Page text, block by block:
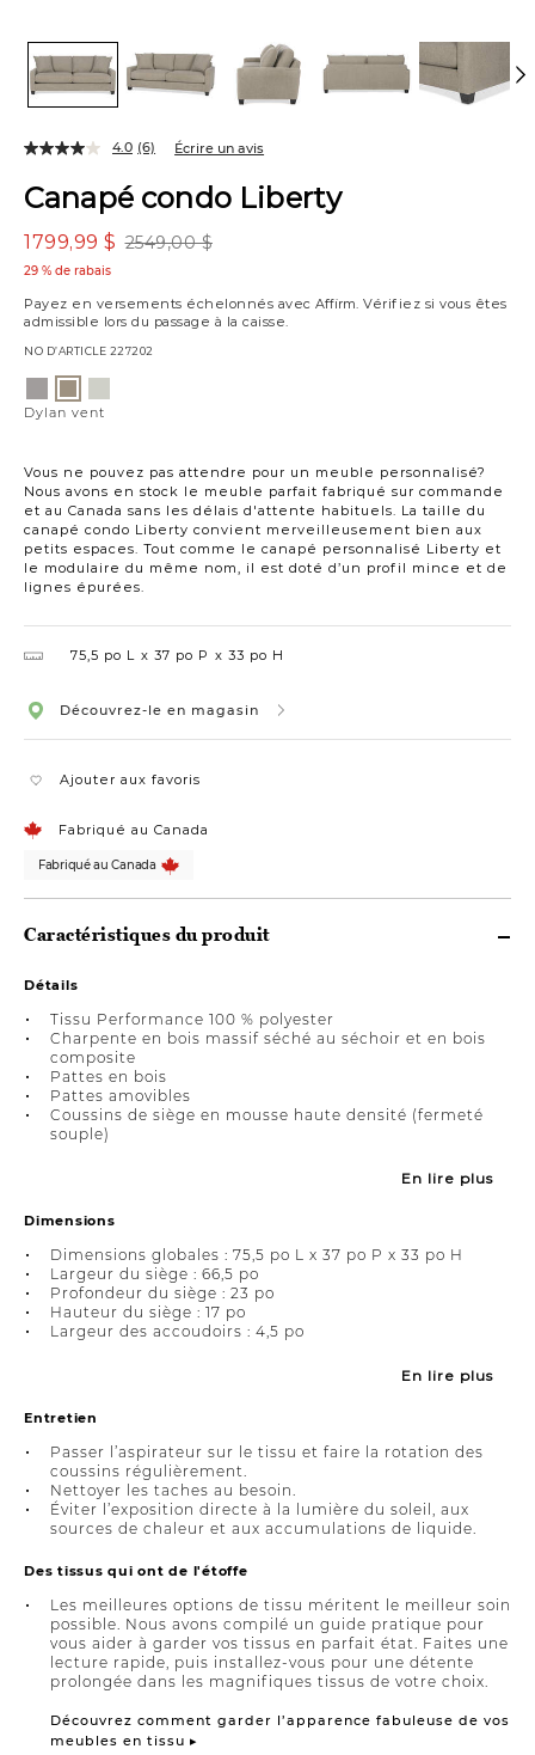
Canapé condo Liberty
2549,00 $
1799,99 $
29 % de rabais
Payez en versements échelonnés avec Affirm. Vérifiez si vous êtes
admissible lors du passage à la caisse.
NO D’ARTICLE 227202
Vous ne pouvez pas attendre pour un meuble personnalisé?
Nous avons en stock le meuble parfait fabriqué sur commande
et au Canada sans les délais d'attente habituels. La taille du
canapé condo Liberty convient merveilleusement bien aux
petits espaces. Tout comme le canapé personnalisé Liberty et
le modulaire du même nom, il est doté d’un profil mince et de
lignes épurées.
4.0 (6) Écrire un avis
Variations
pierreventlin
Dylan vent
75,5 po L 37 po P 33 po H
Découvrez-le en magasin
Ajouter aux favoris
Fabriqué au Canada
Fabriqué au Canada
Caractéristiques du produit
Détails
Tissu Performance 100 % polyester
Charpente en bois massif séché au séchoir et en bois
composite
Pattes en bois
Pattes amovibles
Coussins de siège en mousse haute densité (fermeté
souple)
En lire plus
Dimensions
Dimensions globales : 75,5 po L x 37 po P x 33 po H
Largeur du siège : 66,5 po
Profondeur du siège : 23 po
Hauteur du siège : 17 po
Largeur des accoudoirs : 4,5 po
En lire plus
Entretien
Passer l’aspirateur sur le tissu et faire la rotation des
coussins régulièrement.
Nettoyer les taches au besoin.
Éviter l’exposition directe à la lumière du soleil, aux
sources de chaleur et aux accumulations de liquide.
Des tissus qui ont de l'étoffe
Les meilleures options de tissu méritent le meilleur soin
possible. Nous avons compilé un guide pratique pour
vous aider à garder vos tissus en parfait état. Faites une
lecture rapide, puis installez-vous pour une détente
prolongée dans les magnifiques tissus de votre choix.
Découvrez comment garder l’apparence fabuleuse de vos
meubles en tissu ▸